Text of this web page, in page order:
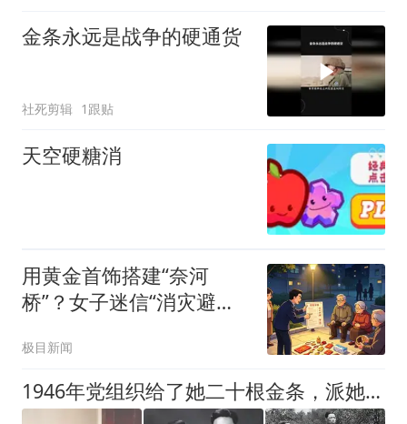
金条永远是战争的硬通货
社死剪辑 1跟贴
天空硬糖消
用黄金首饰搭建“奈河
桥”？女子迷信“消灾避
极目新闻
1946年党组织给了她二十根金条，派她秘密潜伏南京收集情报，结果她硬是打了三年麻将输了个精光，全城解放众人才知她高明